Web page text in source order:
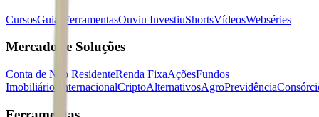
CursosGuias FerramentasOuviu InvestiuShortsVídeosWebséries
Mercados e Soluções
Conta de Não ResidenteRenda FixaAçõesFundos
Imobiliários
InternacionalCriptoAlternativosAgroPrevidência